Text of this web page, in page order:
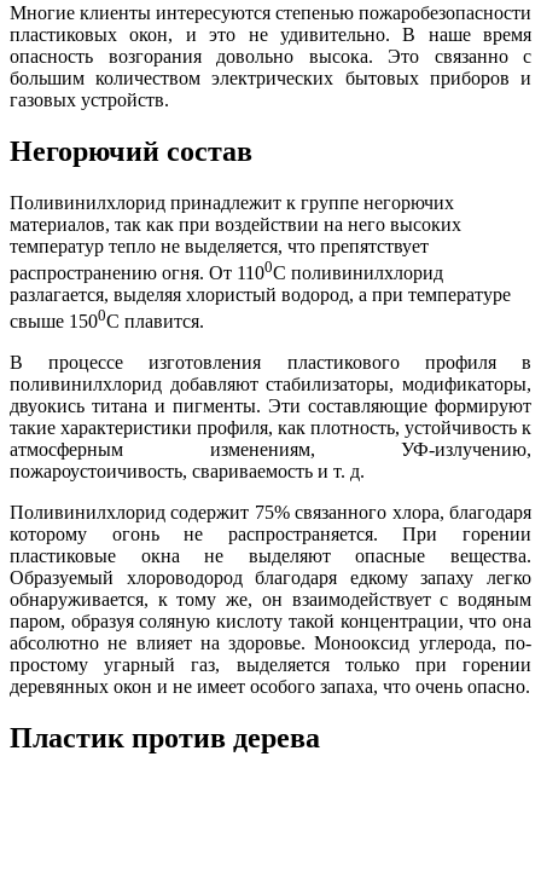
Многие клиенты интересуются степенью пожаробезопасности
пластиковых окон, и это не удивительно. В наше время
опасность возгорания довольно высока. Это связанно с
большим количеством электрических бытовых приборов и
газовых устройств.
Негорючий состав
Поливинилхлорид принадлежит к группе негорючих
материалов, так как при воздействии на него высоких
температур тепло не выделяется, что препятствует
распространению огня. От 1100С поливинилхлорид
разлагается, выделяя хлористый водород, а при температуре
свыше 1500С плавится.
В процессе изготовления пластикового профиля в
поливинилхлорид добавляют стабилизаторы, модификаторы,
двуокись титана и пигменты. Эти составляющие формируют
такие характеристики профиля, как плотность, устойчивость к
атмосферным изменениям, УФ-излучению,
пожароустоичивость, свариваемость и т. д.
Поливинилхлорид содержит 75% связанного хлора, благодаря
которому огонь не распространяется. При горении
пластиковые окна не выделяют опасные вещества.
Образуемый хлороводород благодаря едкому запаху легко
обнаруживается, к тому же, он взаимодействует с водяным
паром, образуя соляную кислоту такой концентрации, что она
абсолютно не влияет на здоровье. Монооксид углерода, по-
простому угарный газ, выделяется только при горении
деревянных окон и не имеет особого запаха, что очень опасно.
Пластик против дерева